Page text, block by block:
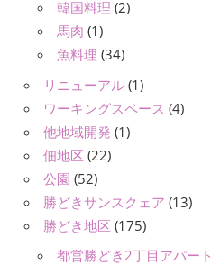
韓国料理 (2)
馬肉 (1)
魚料理 (34)
リニューアル (1)
ワーキングスペース (4)
他地域開発 (1)
佃地区 (22)
公園 (52)
勝どきサンスクェア (13)
勝どき地区 (175)
都営勝どき2丁目アパート